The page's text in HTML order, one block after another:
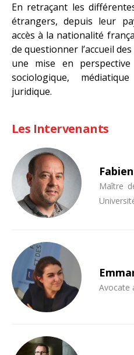
En retraçant les
étrangers, depuis leur
accès à la nationalité
de questionner l’accueil
une mise en
sociologique,
juridique.
Les Intervenants
Maître
Avocate